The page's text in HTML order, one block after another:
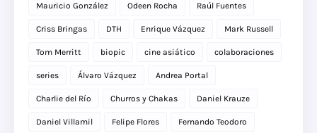
Mauricio González Odeen Rocha Raúl Fuentes
Criss Bringas DTH Enrique Vázquez Mark Russell
Tom Merritt biopic cine asiático colaboraciones
series Álvaro Vázquez Andrea Portal
Charlie del Río Churros y Chakas Daniel Krauze
Daniel Villamil Felipe Flores Fernando Teodoro